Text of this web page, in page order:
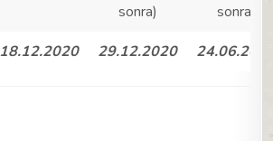
sonra)
sonra)
18.12.2020 29.12.2020